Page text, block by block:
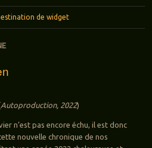
de widget
Autoproduction, 2022)
n’est pas encore échu, il est donc
nouvelle chronique de nos